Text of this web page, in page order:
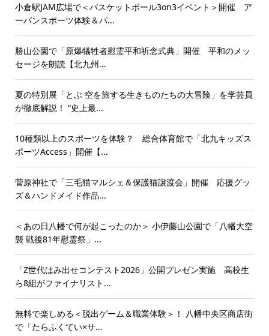
小倉駅JAM広場で＜バスケットボール3on3イベント＞開催 ア
ーバンスポーツ体験＆パ...
勝山公園で「原爆犠牲者慰霊平和祈念式典」開催 平和のメッ
セージを朗読【北九州...
夏の特別展「とぶ 空を旅する生きものたちの大冒険」を学芸員
が徹底解説！ “史上最...
10種類以上のスポーツを体験？ 総合体育館で「北九キッズス
ポーツAccess」開催【...
菅原神社で「三毛猫マルシェ＆保護猫譲渡会」開催 応援グッ
ズ＆ハンドメイド作品...
＜あの日八幡で何が起こったのか＞ 小伊藤山公園で「八幡大空
襲 戦後81年慰霊祭」...
「Z世代はみ出せコンテスト2026」公開プレゼン実施 高校生
ら8組がファイナリスト...
無料で楽しめる＜脱出ゲーム＆職業体験＞！ 八幡中央区商店街
で「たらふくてい×サ...